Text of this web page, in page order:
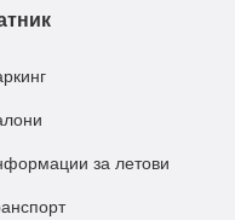
за летови